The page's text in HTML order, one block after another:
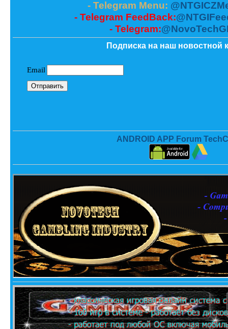
- Telegram Menu:
- Telegram FeedBack:
- Telegram:
Подписка на наш новостной
ANDROID APP Forum